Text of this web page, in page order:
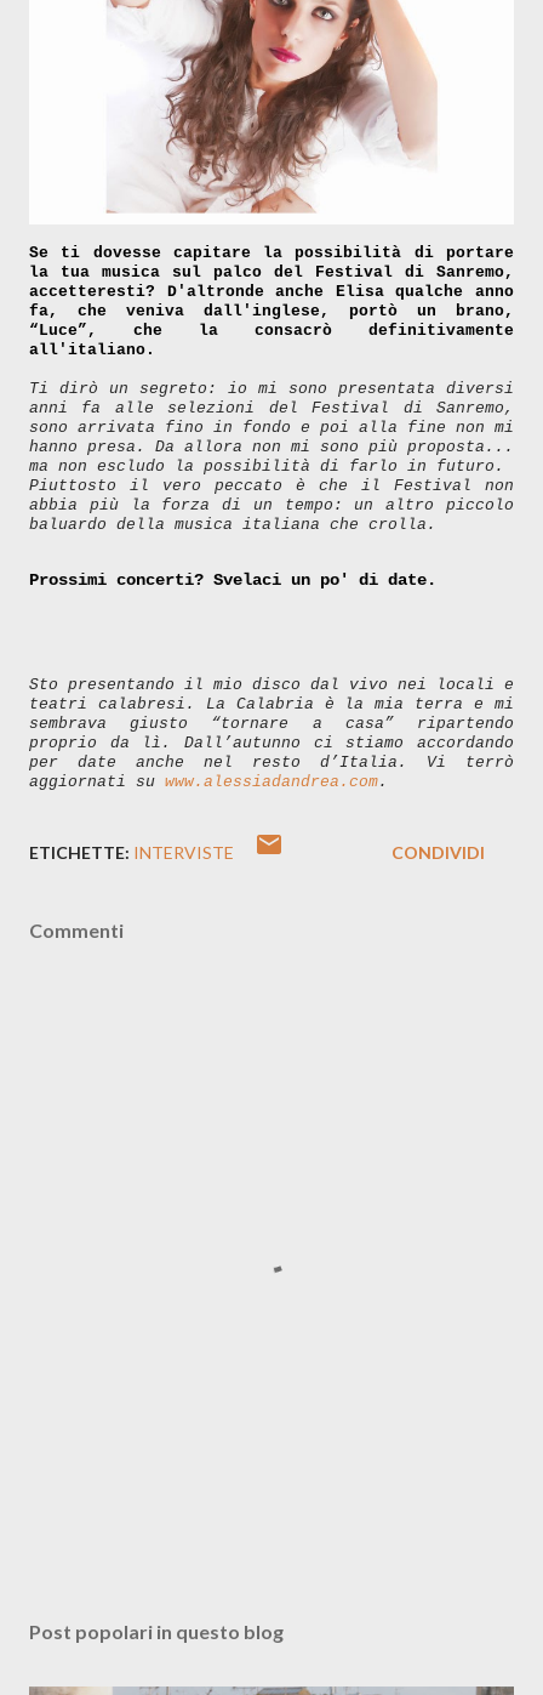
Se ti dovesse capitare la possibilità di portare
la tua musica sul palco del Festival di Sanremo,
accetteresti? D'altronde anche Elisa qualche anno
fa, che veniva dall'inglese, portò un brano,
“Luce”, che la consacrò definitivamente
all'italiano.
Ti dirò un segreto: io mi sono presentata diversi
anni fa alle selezioni del Festival di Sanremo,
sono arrivata fino in fondo e poi alla fine non mi
hanno presa. Da allora non mi sono più proposta...
ma non escludo la possibilità di farlo in futuro.
Piuttosto il vero peccato è che il Festival non
abbia più la forza di un tempo: un altro piccolo
baluardo della musica italiana che crolla.
Prossimi concerti? Svelaci un po' di date.
Sto presentando il mio disco dal vivo nei locali e
teatri calabresi. La Calabria è la mia terra e mi
sembrava giusto “tornare a casa” ripartendo
proprio da lì. Dall’autunno ci stiamo accordando
per date anche nel resto d’Italia. Vi terrò
aggiornati su www.alessiadandrea.com.
ETICHETTE: INTERVISTE CONDIVIDI
Commenti
Post popolari in questo blog